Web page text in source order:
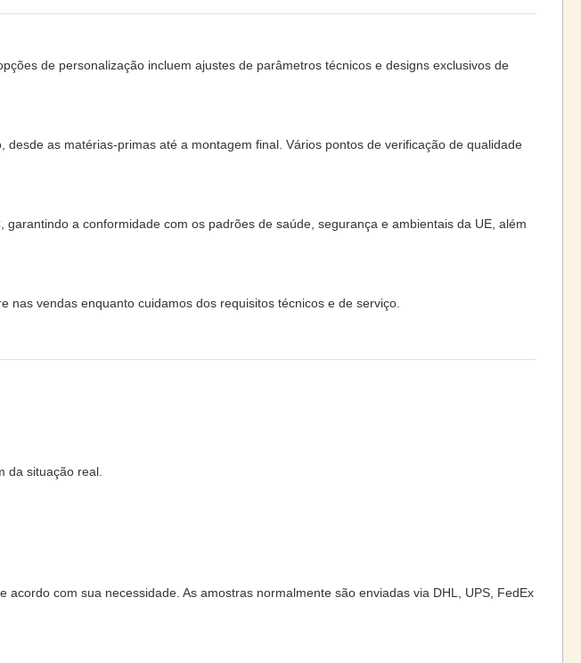
de personalização incluem ajustes de parâmetros técnicos e designs exclusivos de
as matérias-primas até a montagem final. Vários pontos de verificação de qualidade
a conformidade com os padrões de saúde, segurança e ambientais da UE, além
vendas enquanto cuidamos dos requisitos técnicos e de serviço.
da situação real.
com sua necessidade. As amostras normalmente são enviadas via DHL, UPS, FedEx